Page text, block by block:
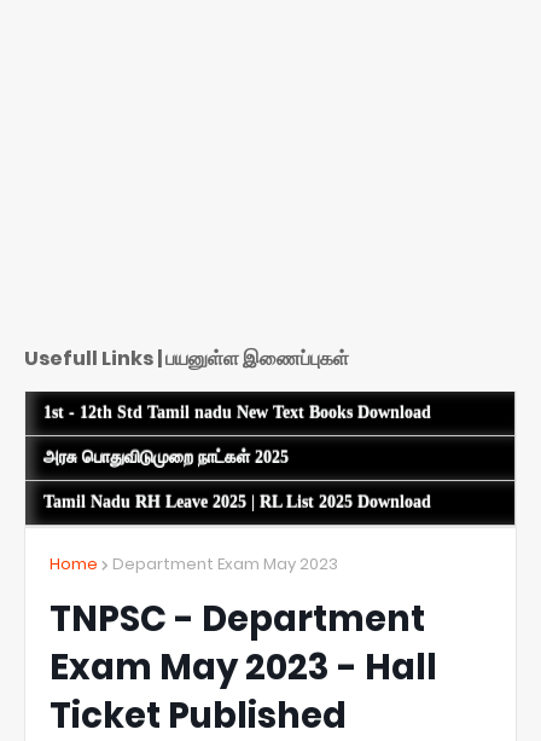
Usefull Links | பயனுள்ள இணைப்புகள்
1st - 12th Std Tamil nadu New Text Books Download
அரசு பொதுவிடுமுறை நாட்கள் 2025
Tamil Nadu RH Leave 2025 | RL List 2025 Download
Home Department Exam May 2023
TNPSC - Department
Exam May 2023 - Hall
Ticket Published